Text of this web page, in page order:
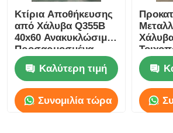
Κτίρια Αποθήκευσης
από Χάλυβα Q355B
40x60 Ανακυκλώσιμα
Προσαρμοσμένα
Καλύτερη τιμή
Συνομιλία τώρα
Πάνελ